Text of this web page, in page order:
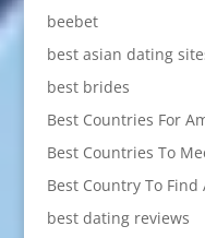
beebet
best asian dating
best brides
Best Countries For
Best Countries To
Best Country To Find
best dating reviews